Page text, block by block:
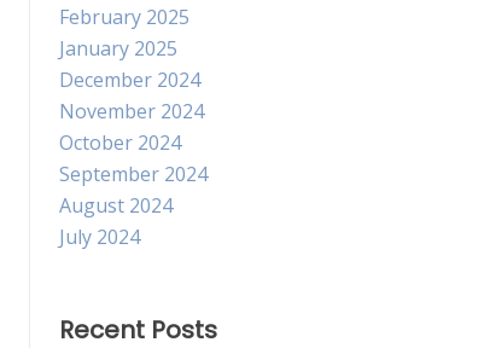
February 2025
January 2025
December 2024
November 2024
October 2024
September 2024
August 2024
July 2024
Recent Posts